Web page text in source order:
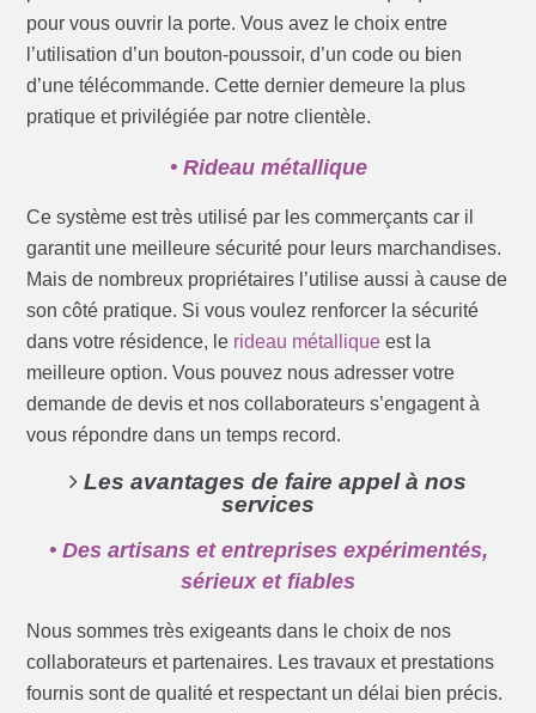
pour vous ouvrir la porte. Vous avez le choix entre
l’utilisation d’un bouton-poussoir, d’un code ou bien
d’une télécommande. Cette dernier demeure la plus
pratique et privilégiée par notre clientèle.
• Rideau métallique
Ce système est très utilisé par les commerçants car il
garantit une meilleure sécurité pour leurs marchandises.
Mais de nombreux propriétaires l’utilise aussi à cause de
son côté pratique. Si vous voulez renforcer la sécurité
dans votre résidence, le rideau métallique est la
meilleure option. Vous pouvez nous adresser votre
demande de devis et nos collaborateurs s’engagent à
vous répondre dans un temps record.
Les avantages de faire appel à nos
services
• Des artisans et entreprises expérimentés,
sérieux et fiables
Nous sommes très exigeants dans le choix de nos
collaborateurs et partenaires. Les travaux et prestations
fournis sont de qualité et respectant un délai bien précis.